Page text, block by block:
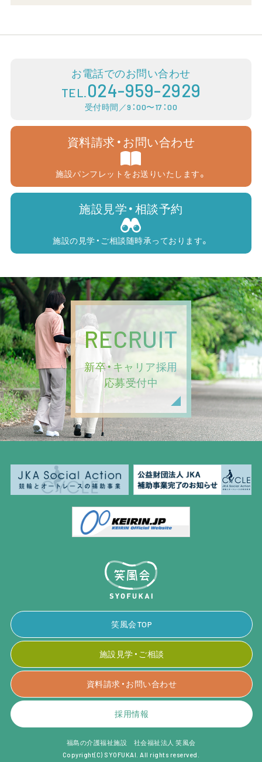
お電話でのお問い合わせ
TEL.024-959-2929
受付時間／9：00〜17：00
資料請求・お問い合わせ
施設パンフレットをお送りいたします。
施設見学・相談予約
施設の見学・ご相談随時承っております。
RECRUIT
新卒・キャリア採用
応募受付中
笑風会TOP
施設見学・ご相談
資料請求・お問い合わせ
採用情報
福島の介護福祉施設 社会福祉法人 笑風会
Copyright(C) SYOFUKAI. All rights reserved.